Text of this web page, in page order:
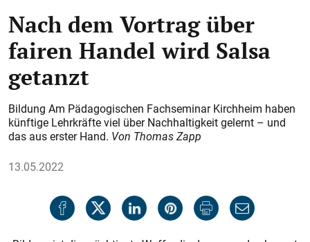
Nach dem Vortrag über
fairen Handel wird Salsa
getanzt
Bildung Am Pädagogischen Fachseminar Kirchheim haben
künftige Lehrkräfte viel über Nachhaltigkeit gelernt – und
das aus erster Hand. Von Thomas Zapp
13.05.2022